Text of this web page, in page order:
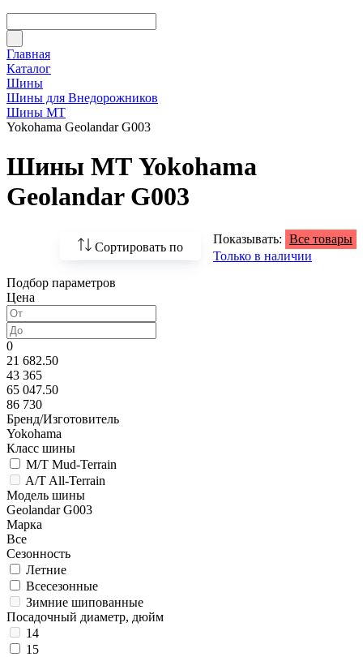
Главная
Каталог
Шины
Шины для Внедорожников
Шины МТ
Yokohama Geolandar G003
Шины МТ Yokohama
Geolandar G003
Сортировать по
По возрастанию
По популярности
Показывать: Все товары
Только в наличии
Подбор параметров
Цена
0
21 682.50
43 365
65 047.50
86 730
Бренд/Изготовитель
Yokohama
Класс шины
M/T Mud-Terrain
A/T All-Terrain
Модель шины
Geolandar G003
Марка
Все
Сезонность
Летние
Всесезонные
Зимние шипованные
Посадочный диаметр, дюйм
14
15